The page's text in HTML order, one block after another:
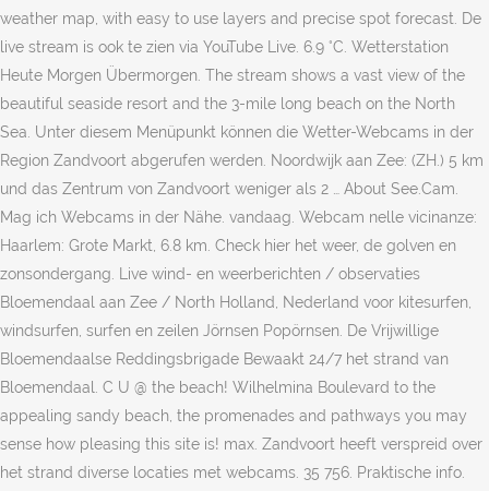
weather map, with easy to use layers and precise spot forecast. De
live stream is ook te zien via YouTube Live. 6.9 °C. Wetterstation
Heute Morgen Übermorgen. The stream shows a vast view of the
beautiful seaside resort and the 3-mile long beach on the North
Sea. Unter diesem Menüpunkt können die Wetter-Webcams in der
Region Zandvoort abgerufen werden. Noordwijk aan Zee: (ZH.) 5 km
und das Zentrum von Zandvoort weniger als 2 … About See.Cam.
Mag ich Webcams in der Nähe. vandaag. Webcam nelle vicinanze:
Haarlem: Grote Markt, 6.8 km. Check hier het weer, de golven en
zonsondergang. Live wind- en weerberichten / observaties
Bloemendaal aan Zee / North Holland, Nederland voor kitesurfen,
windsurfen, surfen en zeilen Jörnsen Popörnsen. De Vrijwillige
Bloemendaalse Reddingsbrigade Bewaakt 24/7 het strand van
Bloemendaal. C U @ the beach! Wilhelmina Boulevard to the
appealing sandy beach, the promenades and pathways you may
sense how pleasing this site is! max. Zandvoort heeft verspreid over
het strand diverse locaties met webcams. 35 756. Praktische info.